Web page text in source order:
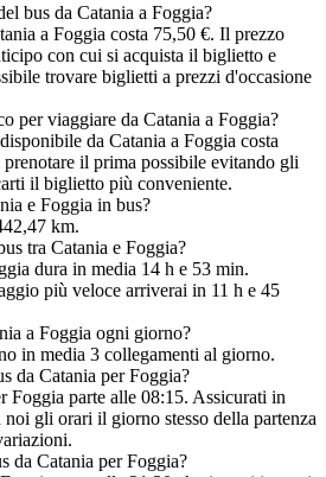
bus da Catania a Foggia?
a Foggia costa 75,50 €. Il prezzo
con cui si acquista il biglietto e
trovare biglietti a prezzi d'occasione
per viaggiare da Catania a Foggia?
da Catania a Foggia costa
il prima possibile evitando gli
il biglietto più conveniente.
e Foggia in bus?
km.
tra Catania e Foggia?
dura in media 14 h e 53 min.
più veloce arriverai in 11 h e 45
a Foggia ogni giorno?
in media 3 collegamenti al giorno.
da Catania per Foggia?
Foggia parte alle 08:15. Assicurati in
gli orari il giorno stesso della partenza
da Catania per Foggia?